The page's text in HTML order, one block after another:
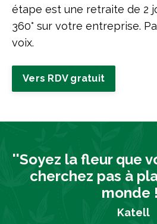
étape est une retraite de 2
360° sur votre entreprise.
voix.
Vers RDV gratuit
''Soyez la fleur que
cherchez pas à
monde
Katell